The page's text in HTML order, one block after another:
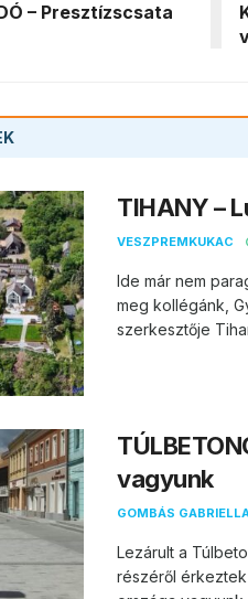
– Presztízscsata
TIHANY –
VESZPREMKUKAC
Ide már nem
meg kollégánk,
szerkesztője
vagyunk
GOMBÁS
Lezárult a
részéről